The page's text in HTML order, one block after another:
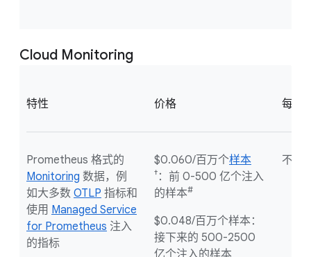
Cloud Monitoring
特性 价格 每月
Prometheus 格式的
Monitoring 数据，例
如大多数 OTLP 指标和
使用 Managed Service
for Prometheus 注入
的指标
$0.060/百万个样本
† ：前 0-500 亿个注入
的样本#
$0.048/百万个样本：
接下来的 500-2500
亿个注入的样本
不适